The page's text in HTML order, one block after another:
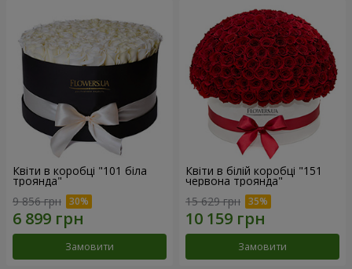
Квіти в коробці "101 біла
троянда"
9 856 грн
Замовити
Квіти в білій коробці "151
червона троянда"
15 629 грн
Замовити